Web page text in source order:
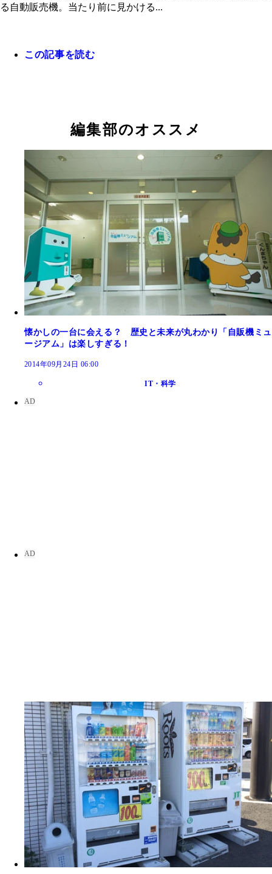
ェックする野村さん
る自動販売機。当たり前に見かける...
この記事を読む
編集部のオススメ
懐かしの一台に会える？ 歴史と未来が丸わかり「自販機ミュ
ージアム」は楽しすぎる！
2014年09月24日 06:00
IT・科学